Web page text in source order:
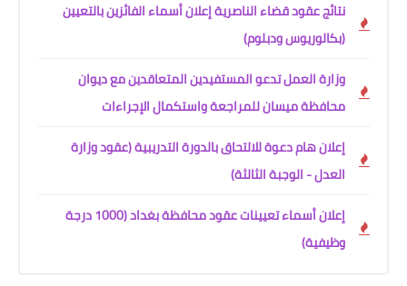
نتائج عقود قضاء الناصرية إعلان أسماء الفائزين بالتعيين
(بكالوريوس ودبلوم)
وزارة العمل تدعو المستفيدين المتعاقدين مع ديوان
محافظة ميسان للمراجعة واستكمال الإجراءات
إعلان هام دعوة للالتحاق بالدورة التدريبية (عقود وزارة
العدل - الوجبة الثالثة)
إعلان أسماء تعيينات عقود محافظة بغداد (1000 درجة
وظيفية)